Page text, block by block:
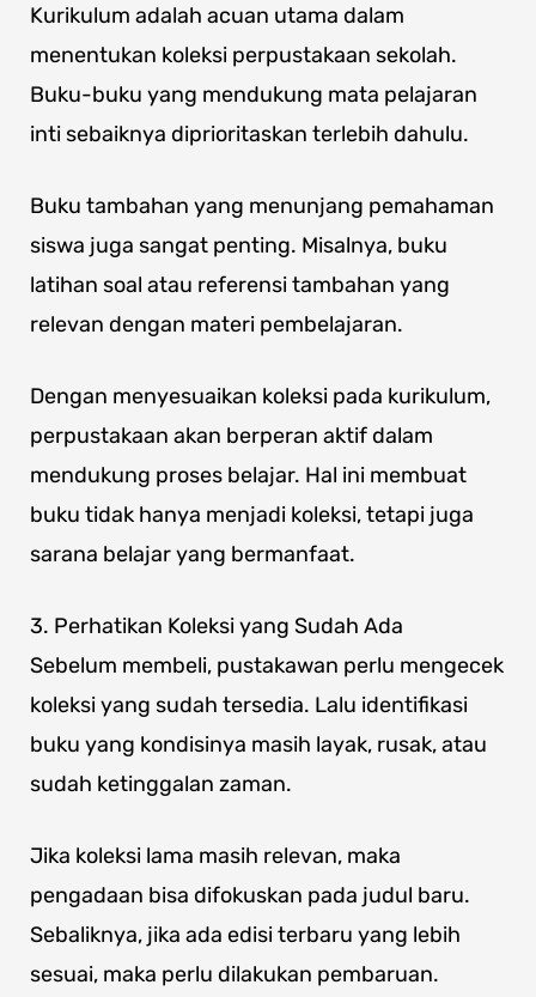
Kurikulum adalah acuan utama dalam
menentukan koleksi perpustakaan sekolah.
Buku-buku yang mendukung mata pelajaran
inti sebaiknya diprioritaskan terlebih dahulu.
Buku tambahan yang menunjang pemahaman
siswa juga sangat penting. Misalnya, buku
latihan soal atau referensi tambahan yang
relevan dengan materi pembelajaran.
Dengan menyesuaikan koleksi pada kurikulum,
perpustakaan akan berperan aktif dalam
mendukung proses belajar. Hal ini membuat
buku tidak hanya menjadi koleksi, tetapi juga
sarana belajar yang bermanfaat.
3. Perhatikan Koleksi yang Sudah Ada
Sebelum membeli, pustakawan perlu mengecek
koleksi yang sudah tersedia. Lalu identifikasi
buku yang kondisinya masih layak, rusak, atau
sudah ketinggalan zaman.
Jika koleksi lama masih relevan, maka
pengadaan bisa difokuskan pada judul baru.
Sebaliknya, jika ada edisi terbaru yang lebih
sesuai, maka perlu dilakukan pembaruan.